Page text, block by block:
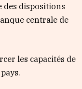
des dispositions
centrale de
les capacités de